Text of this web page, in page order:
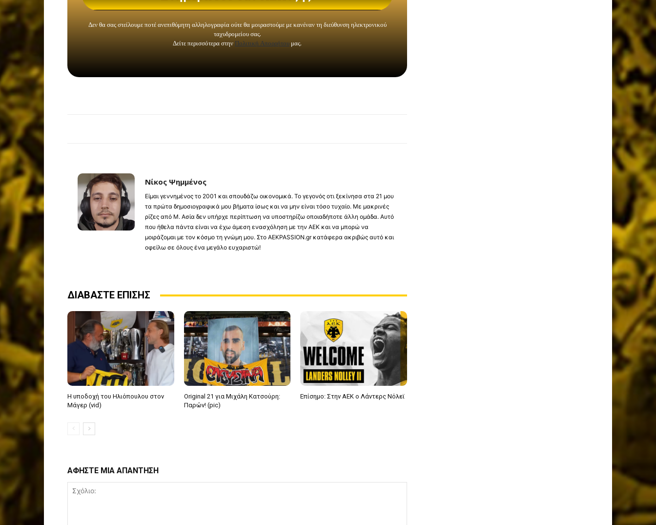
Νίκος Ψημμένος
Είμαι γεννημένος το 2001 και σπουδάζω οικονομικά. Το γεγονός οτι ξεκίνησα στα 21 μου
τα πρώτα δημοσιογραφικά μου βήματα ίσως και να μην είναι τόσο τυχαίο. Με μακρινές
ρίζες από Μ. Ασία δεν υπήρχε περίπτωση να υποστηρίζω οποιαδήποτε άλλη ομάδα. Αυτό
που ήθελα πάντα είναι να έχω άμεση ενασχόληση με την ΑΕΚ και να μπορώ να
μοιράζομαι με τον κόσμο τη γνώμη μου. Στο AEKPASSION.gr κατάφερα ακριβώς αυτό και
οφείλω σε όλους ένα μεγάλο ευχαριστώ!
ΔΙΑΒΑΣΤΕ ΕΠΙΣΗΣ
Η υποδοχή του Ηλιόπουλου στον
Μάγερ (vid)
Original 21 για Μιχάλη Κατσούρη:
Παρών! (pic)
Επίσημο: Στην ΑΕΚ ο Λάντερς Νόλεϊ
ΑΦΗΣΤΕ ΜΙΑ ΑΠΑΝΤΗΣΗ